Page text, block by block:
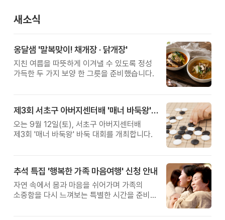
새소식
옹달샘 '말복맞이! 채개장 · 닭개장'
지친 여름을 따뜻하게 이겨낼 수 있도록 정성
가득한 두 가지 보양 한 그릇을 준비했습니다.
제3회 서초구 아버지센터배 '매너 바둑왕' 대회
오는 9월 12일(토), 서초구 아버지센터배
제3회 '매너 바둑왕' 바둑 대회를 개최합니다.
추석 특집 '행복한 가족 마음여행' 신청 안내
자연 속에서 몸과 마음을 쉬어가며 가족의
소중함을 다시 느껴보는 특별한 시간을 준비해